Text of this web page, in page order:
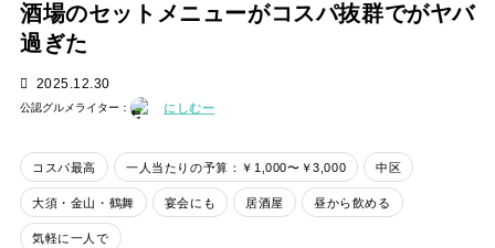
酒場のセットメニューがコスパ抜群でがヤバ
過ぎた
2025.12.30
公認グルメライター： にしむー
コスパ最高 一人当たりの予算：￥1,000〜￥3,000 中区
大須・金山・鶴舞 宴会にも 居酒屋 昼から飲める
気軽に一人で